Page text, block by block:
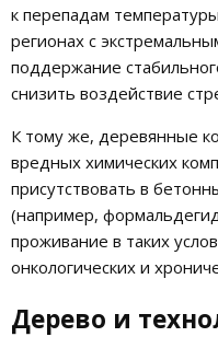
к перепадам
регионах с
поддержание
снизить воздействие
К тому же, деревянные
вредных химических
присутствовать в
(например,
проживание в таких
онкологических и
Дерево и